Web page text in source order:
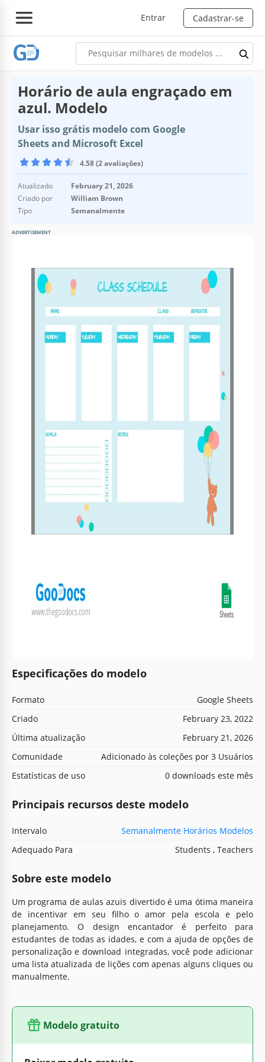
Entrar Cadastrar-se
Horário de aula engraçado em
azul. Modelo
Usar isso grátis modelo com Google
Sheets and Microsoft Excel
4.58 (2 avaliações)
Atualizado
February 21, 2026
Criado por
William Brown
Tipo
Semanalmente
ADVERTISEMENT
Especificações do modelo
Formato
Google Sheets
Criado
February 23, 2022
Última atualização
February 21, 2026
Comunidade
Adicionado às coleções por 3 Usuários
Estatísticas de uso
0 downloads este mês
Principais recursos deste modelo
Intervalo
Semanalmente Horários Modelos
Adequado Para
Students , Teachers
Sobre este modelo
Um programa de aulas azuis divertido é uma ótima maneira
de incentivar em seu filho o amor pela escola e pelo
planejamento. O design encantador é perfeito para
estudantes de todas as idades, e com a ajuda de opções de
personalização e download integradas, você pode adicionar
uma lista atualizada de lições com apenas alguns cliques ou
manualmente.
Modelo gratuito